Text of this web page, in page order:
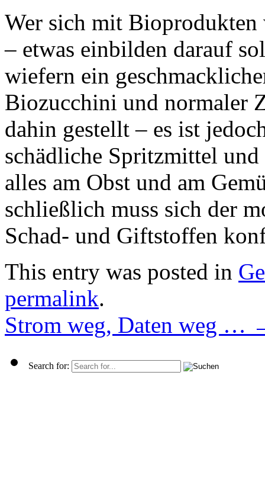
Wer sich mit
– etwas einbilden darauf
wiefern ein
Biozucchini und normaler
dahin gestellt – es ist
schädliche Spritzmittel
alles am Obst und am
schließlich muss sich der
Schad- und Giftstoffen
This entry was posted in
permalink.
Strom weg, Daten weg …
Search for: